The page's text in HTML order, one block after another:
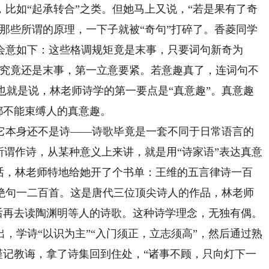
“起承转合”之类。但她马上又说，“若是果有了奇
所谓的原理，一下子就被“奇句”打碎了。香菱同学
如下：这些格调规矩竟是末事，只要词句新奇为
竟还是末事，第一立意要紧。若意趣真了，连词句不
就是说，林老师诗学的第一要点是“真意趣”。真意趣
能束缚人的真意趣。
身还不是诗——诗歌毕竟是一套不同于日常语言的
作诗，从某种意义上来讲，就是用“诗家语”表达真意
林老师特地给她开了个书单：王维的五言律诗一百
一二百首。这是唐代三位顶尖诗人的作品，林老师
去读陶渊明等人的诗歌。这种诗学理念，无独有偶。
学诗“以识为主”“入门须正，立志须高”，然后通过熟
教诲，拿了诗集回到住处，“诸事不顾，只向灯下一